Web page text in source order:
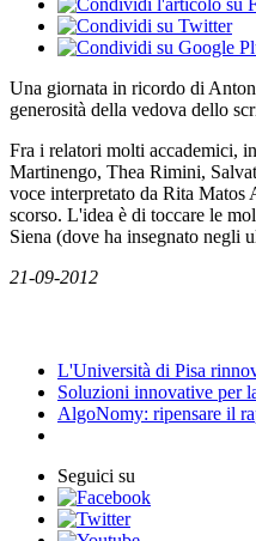
Una giornata in ricordo di
generosità della vedova dello
Fra i relatori molti accademici,
Martinengo, Thea Rimini,
voce interpretato da Rita
scorso. L'idea è di toccare le
Siena (dove ha insegnato negli
21-09-2012
L'Università di Pisa
Soluzioni innovative per
AlgoNomy: ripensare il
Seguici su